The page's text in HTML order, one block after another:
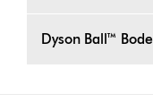
Dyson Ball™